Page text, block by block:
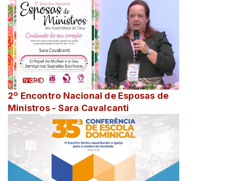
2º Encontro Nacional de Esposas de
Ministros - Sara Cavalcanti